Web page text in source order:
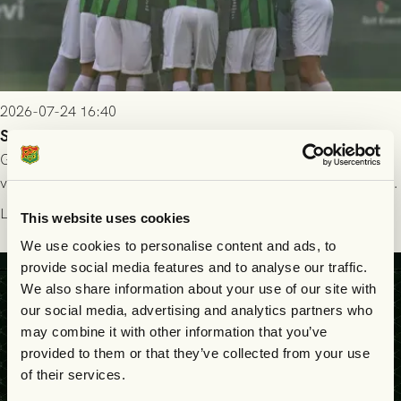
This website uses cookies
We use cookies to personalise content and ads, to
provide social media features and to analyse our traffic.
We also share information about your use of our site with
our social media, advertising and analytics partners who
may combine it with other information that you’ve
provided to them or that they’ve collected from your use
of their services.
2026-07-24 16:40
Seger i första kvalmatchen mot FC Nordsjælland
GAIS dominerade i första halvlek och skapade fler chanser,
välförtjänt fick de in ett ledningsmål strax innan halvtid. Efter
halvtidsvilan sjönk tempot när Nordsjälland tilläts ha mer av
bollen, men GAIS försvarade sig disciplinerat och säkrade en
seger! Matchfoto: Mikael Josefsson & Lasse Ekström
Läs mer